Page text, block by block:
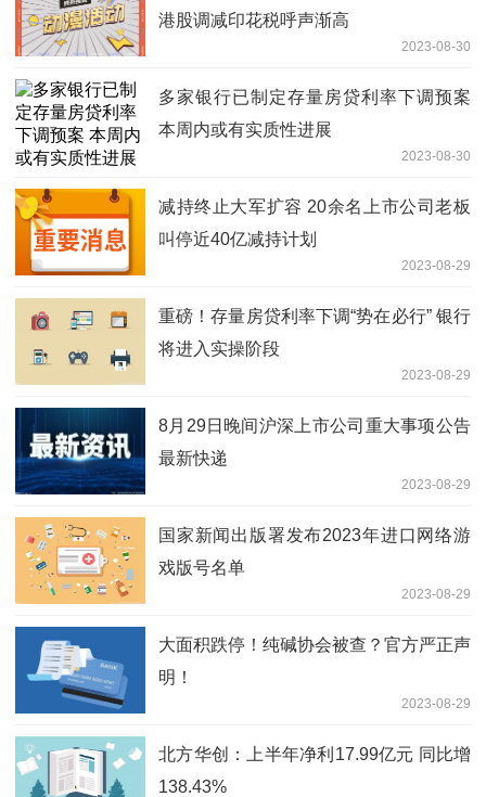
港股调减印花税呼声渐高
2023-08-30
多家银行已制定存量房贷利率下调预案
本周内或有实质性进展
2023-08-30
减持终止大军扩容 20余名上市公司老板
叫停近40亿减持计划
2023-08-29
重磅！存量房贷利率下调“势在必行” 银行
将进入实操阶段
2023-08-29
8月29日晚间沪深上市公司重大事项公告
最新快递
2023-08-29
国家新闻出版署发布2023年进口网络游
戏版号名单
2023-08-29
大面积跌停！纯碱协会被查？官方严正声
明！
2023-08-29
北方华创：上半年净利17.99亿元 同比增
138.43%